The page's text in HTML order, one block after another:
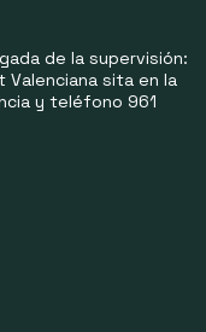
de la supervisión:
sita en la
y teléfono 961